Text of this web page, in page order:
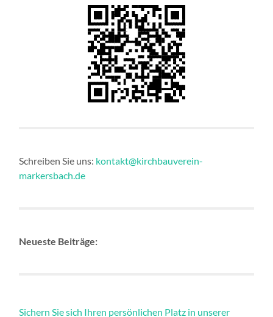
Schreiben Sie uns: kontakt@kirchbauverein-
markersbach.de
Neueste Beiträge:
Sichern Sie sich Ihren persönlichen Platz in unserer